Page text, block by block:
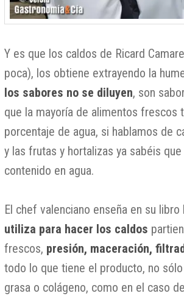
Y es que los caldos de Ricard
poca), los obtiene extrayendo la
los sabores no se diluyen, son
que la mayoría de alimentos frescos
porcentaje de agua, si hablamos de
y las frutas y hortalizas ya sabéis
contenido en agua.
El chef valenciano enseña en su libro
utiliza para hacer los caldos
frescos, presión, maceración,
todo lo que tiene el producto, no
grasa o colágeno, como en el caso